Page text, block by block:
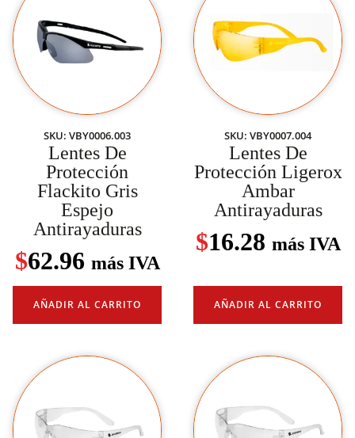
SKU: VBY0006.003
Lentes De
Protección
Flackito Gris
Espejo
Antirayaduras
$62.96 más IVA
AÑADIR AL CARRITO
SKU: VBY0007.004
Lentes De
Protección Ligerox
Ambar
Antirayaduras
$16.28 más IVA
AÑADIR AL CARRITO